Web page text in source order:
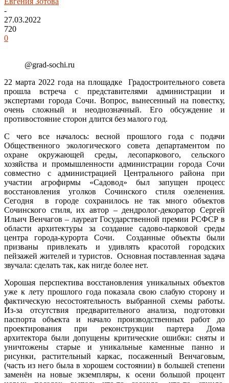
-
27.03.2022
720
0
@grad-sochi.ru
22 марта 2022 года на площадке Градостроительного совета
прошла встреча с представителями администрации и
экспертами города Сочи. Вопрос, вынесенный на повестку,
очень сложный и неоднозначный. Его обсуждение и
противостояние сторон длится без малого год.
С чего все началось: весной прошлого года с подачи
Общественного экологического совета департаментом по
охране окружающей среды, лесопаркового, сельского
хозяйства и промышленности администрации города Сочи
совместно с администрацией Центрального района при
участии агрофирмы «Садовод» был запущен процесс
восстановления уголков Сочинского стиля озеленения.
Сегодня в городе сохранилось не так много объектов
Сочинского стиля, их автор – дендролог-декоратор Сергей
Ильич Венчагов – лауреат Государственной премии РСФСР в
области архитектуры за создание садово-парковой среды
центра города-курорта Сочи. Созданные объекты были
призваны привлекать и удивлять красотой городских
пейзажей жителей и туристов. Основная поставленная задача
звучала: сделать так, как нигде более нет.
Хорошая перспектива восстановления уникальных объектов
уже к лету прошлого года показала свою слабую сторону и
фактическую несостоятельность выбранной схемы работы.
Из-за отсутствия предварительного анализа, подготовки
паспорта объекта и начало производственных работ до
проектирования при реконструкции партера Дома
архитектора были допущены критические ошибки: сняты и
уничтожены старые и уникальные каменные панно и
рисунки, растительный каркас, посаженный Венчаговым,
(часть из него была в хорошем состоянии) в большей степени
заменён на новые экземпляры, к осени большой процент